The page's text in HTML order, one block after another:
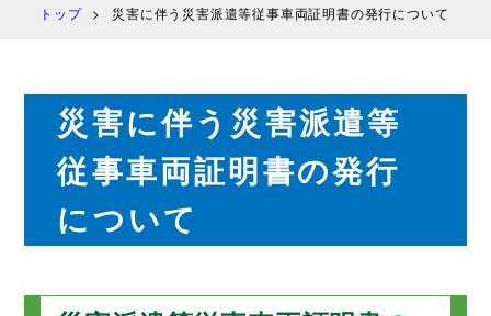
トップ 災害に伴う災害派遣等従事車両証明書の発行について
災害に伴う災害派遣等
従事車両証明書の発行
について